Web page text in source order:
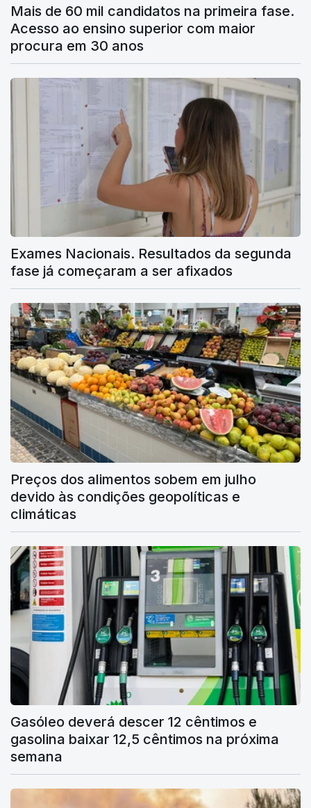
Mais de 60 mil candidatos na primeira fase.
Acesso ao ensino superior com maior
procura em 30 anos
Exames Nacionais. Resultados da segunda
fase já começaram a ser afixados
Preços dos alimentos sobem em julho
devido às condições geopolíticas e
climáticas
Gasóleo deverá descer 12 cêntimos e
gasolina baixar 12,5 cêntimos na próxima
semana